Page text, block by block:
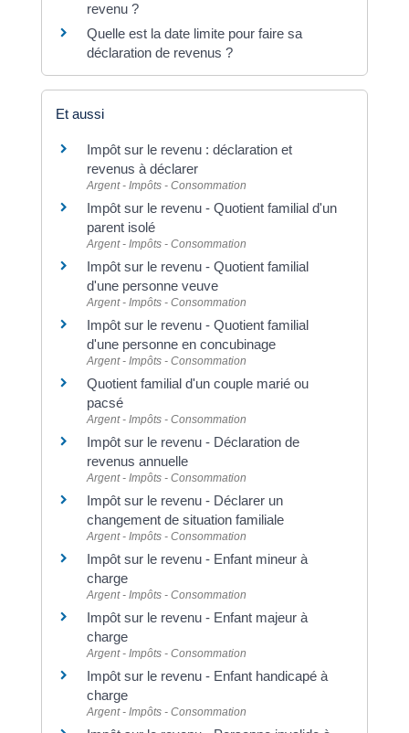
revenu ?
Quelle est la date limite pour faire sa
déclaration de revenus ?
Et aussi
Impôt sur le revenu : déclaration et
revenus à déclarer
Argent - Impôts - Consommation
Impôt sur le revenu - Quotient familial d'un
parent isolé
Argent - Impôts - Consommation
Impôt sur le revenu - Quotient familial
d'une personne veuve
Argent - Impôts - Consommation
Impôt sur le revenu - Quotient familial
d'une personne en concubinage
Argent - Impôts - Consommation
Quotient familial d'un couple marié ou
pacsé
Argent - Impôts - Consommation
Impôt sur le revenu - Déclaration de
revenus annuelle
Argent - Impôts - Consommation
Impôt sur le revenu - Déclarer un
changement de situation familiale
Argent - Impôts - Consommation
Impôt sur le revenu - Enfant mineur à
charge
Argent - Impôts - Consommation
Impôt sur le revenu - Enfant majeur à
charge
Argent - Impôts - Consommation
Impôt sur le revenu - Enfant handicapé à
charge
Argent - Impôts - Consommation